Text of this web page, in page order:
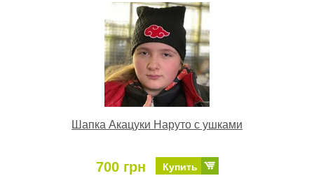
Шапка Акацуки Наруто с ушками
700 грн Купить